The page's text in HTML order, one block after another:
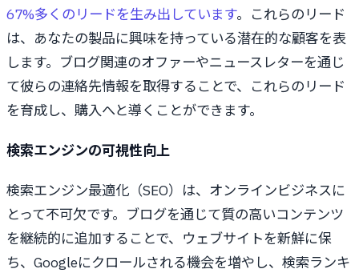
67%多くのリードを生み出しています。これらのリード
は、あなたの製品に興味を持っている潜在的な顧客を表
します。ブログ関連のオファーやニュースレターを通じ
て彼らの連絡先情報を取得することで、これらのリード
を育成し、購入へと導くことができます。
検索エンジンの可視性向上
検索エンジン最適化（SEO）は、オンラインビジネスに
とって不可欠です。ブログを通じて質の高いコンテンツ
を継続的に追加することで、ウェブサイトを新鮮に保
ち、Googleにクロールされる機会を増やし、検索ランキ